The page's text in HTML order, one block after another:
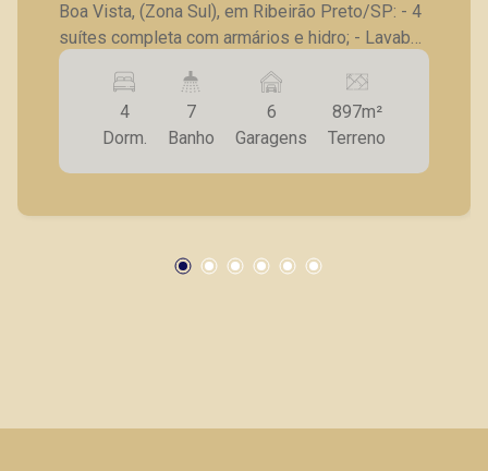
Boa Vista, (Zona Sul), em Ribeirão Preto/SP: - 4
suítes completa com armários e hidro; - Lavabo;
- Sala para 2 ambientes com lareira; - Sala de
jantar e bar; - Sala de TV; - Escritório; - Cozinha
planejada; - Despensa; - Lavanderia; - 2
dependências de serviço; - Banheiro de serviço;
- Canil; - Varanda gourmet com churrasqueira; -
vestiário; - Piscina; - 6 vagas de garagem. Seja
em contato com a Piramid Imóveis, a sua
4
Dorm.
7
Banho
6
Garagens
897m²
Terreno